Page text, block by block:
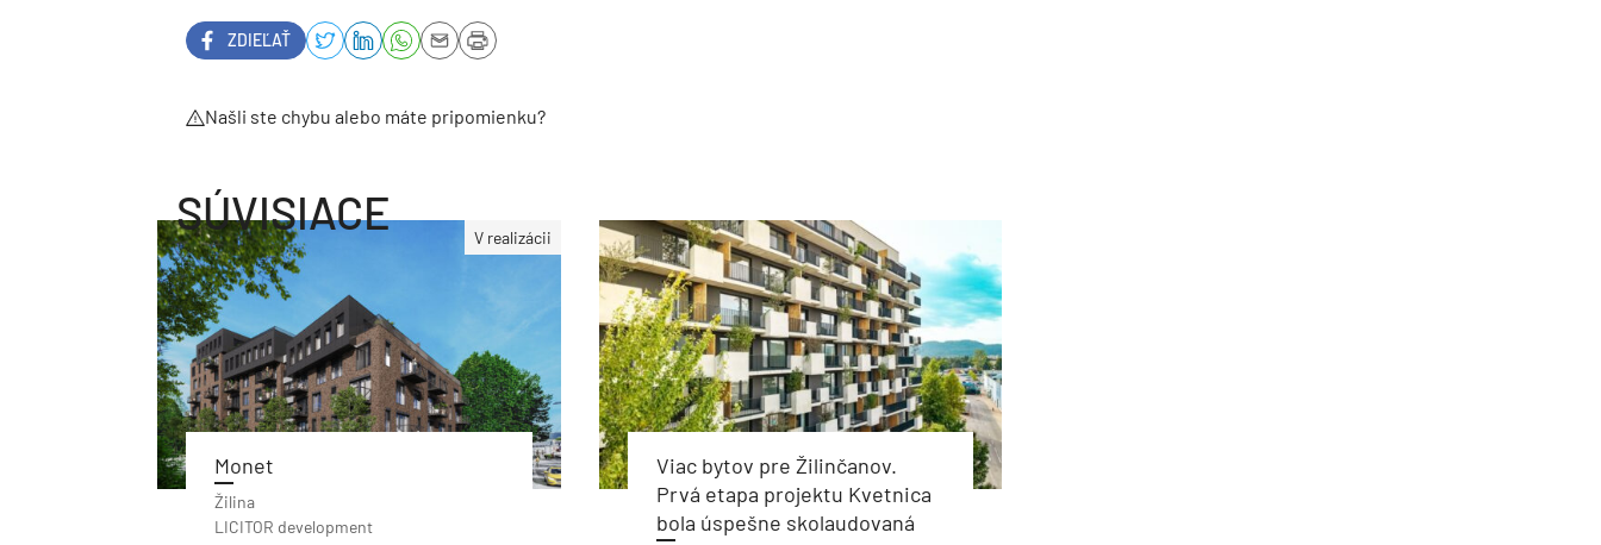
ZDIEĽAŤ
Našli ste chybu alebo máte pripomienku?
SÚVISIACE V realizácii
Monet
Žilina
LICITOR development
Viac bytov pre Žilinčanov.
Prvá etapa projektu Kvetnica
bola úspešne skolaudovaná